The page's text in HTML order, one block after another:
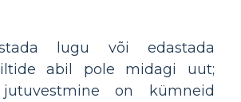
lugu või edastada
abil pole midagi uut;
on kümneid